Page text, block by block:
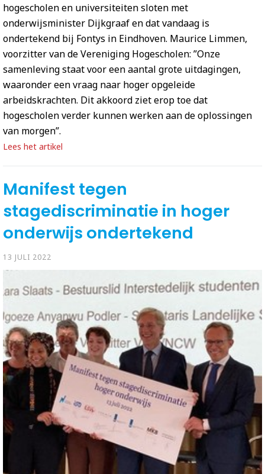
hogescholen en universiteiten sloten met
onderwijsminister Dijkgraaf en dat vandaag is
ondertekend bij Fontys in Eindhoven. Maurice Limmen,
voorzitter van de Vereniging Hogescholen: ”Onze
samenleving staat voor een aantal grote uitdagingen,
waaronder een vraag naar hoger opgeleide
arbeidskrachten. Dit akkoord ziet erop toe dat
hogescholen verder kunnen werken aan de oplossingen
van morgen”.
Lees het artikel
Manifest tegen
stagediscriminatie in hoger
onderwijs ondertekend
13 JULI 2022